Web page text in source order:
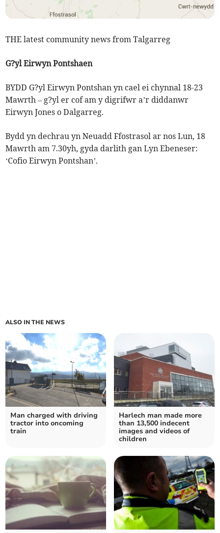
THE latest community news from Talgarreg
G?yl Eirwyn Pontshaen
BYDD G?yl Eirwyn Pontshan yn cael ei chynnal 18-23
Mawrth – g?yl er cof am y digrifwr a’r diddanwr
Eirwyn Jones o Dalgarreg.
Bydd yn dechrau yn Neuadd Ffostrasol ar nos Lun, 18
Mawrth am 7.30yh, gyda darlith gan Lyn Ebeneser:
‘Cofio Eirwyn Pontshan’.
ALSO IN THE NEWS
Man charged with driving
tractor into oncoming
train
Harlech man made more
than 13,500 indecent
images and videos of
children